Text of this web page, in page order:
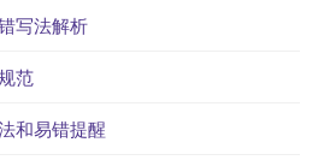
写法解析
范
和易错提醒